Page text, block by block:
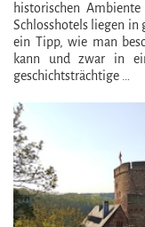
historischen
Schlosshotels liegen in
ein Tipp, wie man
kann und zwar in
geschichtsträchtige …